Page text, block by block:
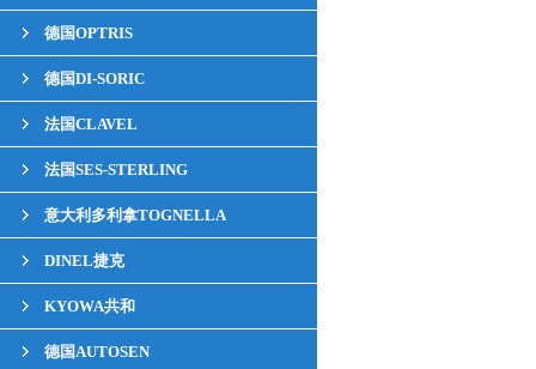
德国OPTRIS
德国DI-SORIC
法国CLAVEL
法国SES-STERLING
意大利多利拿TOGNELLA
DINEL捷克
KYOWA共和
德国AUTOSEN